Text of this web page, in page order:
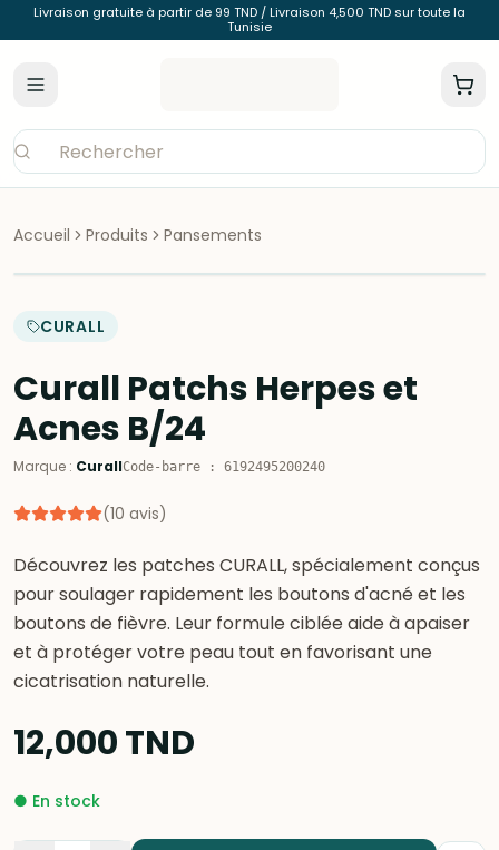
Livraison gratuite à partir de 99 TND / Livraison 4,500 TND sur toute la
Tunisie
Accueil Produits Pansements
CURALL
Curall Patchs Herpes et
Acnes B/24
Marque : CurallCode-barre : 6192495200240
(10 avis)
Découvrez les patches CURALL, spécialement conçus
pour soulager rapidement les boutons d'acné et les
boutons de fièvre. Leur formule ciblée aide à apaiser
et à protéger votre peau tout en favorisant une
cicatrisation naturelle.
12,000TND
● En stock